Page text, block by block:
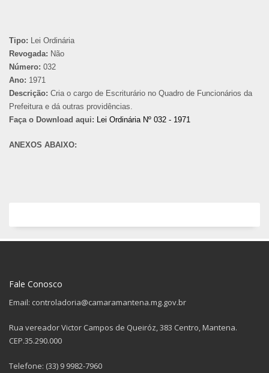
Tipo: Lei Ordinária
Revogada: Não
Número: 032
Ano: 1971
Descrição: Cria o cargo de Escriturário no Quadro de Funcionários da
Prefeitura e dá outras providências.
Faça o Download aqui: Lei Ordinária Nº 032 - 1971
ANEXOS ABAIXO:
Fale Conosco
Email: controladoria@camaramantena.mg.gov.br
Rua vereador Victor Campos de Queiróz, 383 Centro, Mantena.
CEP.35.290.000
Telefone: (33) 9 9982-7960